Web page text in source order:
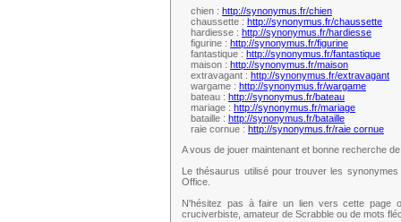
chien : http://synonymus.fr/chien
chaussette : http://synonymus.fr/chaussette
hardiesse : http://synonymus.fr/hardiesse
figurine : http://synonymus.fr/figurine
fantastique : http://synonymus.fr/fantastique
maison : http://synonymus.fr/maison
extravagant : http://synonymus.fr/extravagant
wargame : http://synonymus.fr/wargame
bateau : http://synonymus.fr/bateau
mariage : http://synonymus.fr/mariage
bataille : http://synonymus.fr/bataille
raie cornue : http://synonymus.fr/raie cornue
A vous de jouer maintenant et bonne recherche
Le thésaurus utilisé pour trouver les
Office.
N'hésitez pas à faire un lien vers cette
cruciverbiste, amateur de Scrabble ou de mots